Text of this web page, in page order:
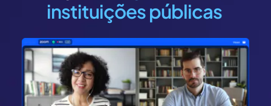
instituições públicas